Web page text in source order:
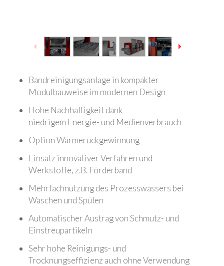
Bandreinigungsanlage in kompakter
Modulbauweise im modernen Design
Hohe Nachhaltigkeit dank
niedrigem Energie- und Medienverbrauch
Option Wärmerückgewinnung
Einsatz innovativer Verfahren und
Werkstoffe, z.B. Förderband
Mehrfachnutzung des Prozesswassers bei
Waschen und Spülen
Automatischer Austrag von Schmutz- und
Einstreupartikeln
Sehr hohe Reinigungs- und
Trocknungseffizienz auch ohne Verwendung